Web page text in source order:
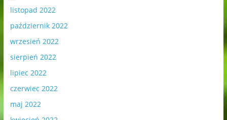
listopad 2022
październik 2022
wrzesień 2022
sierpień 2022
lipiec 2022
czerwiec 2022
maj 2022